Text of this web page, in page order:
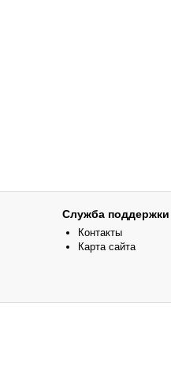
Служба поддержки
Контакты
Карта сайта